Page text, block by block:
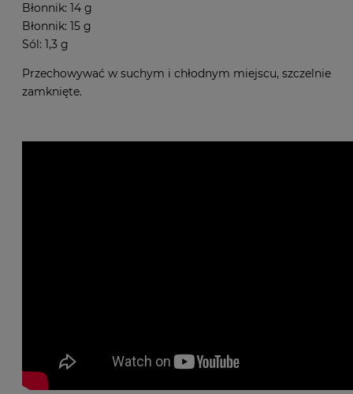
Błonnik: 14 g
Błonnik: 15 g
Sól: 1,3 g
Przechowywać w suchym i chłodnym miejscu, szczelnie
zamknięte.